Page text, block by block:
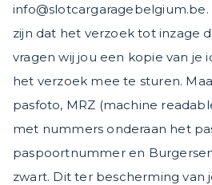
zijn dat het verzoek tot inzage
vragen wij jou een kopie van je
het verzoek mee te sturen.
pasfoto, MRZ (machine
met nummers onderaan het
paspoortnummer en
zwart. Dit ter bescherming van